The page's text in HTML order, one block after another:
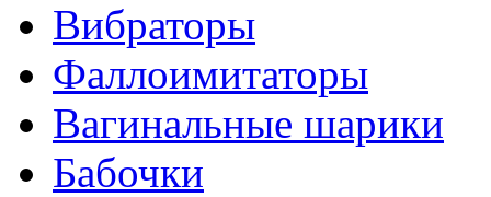
Вибраторы
Фаллоимитаторы
Вагинальные шарики
Бабочки